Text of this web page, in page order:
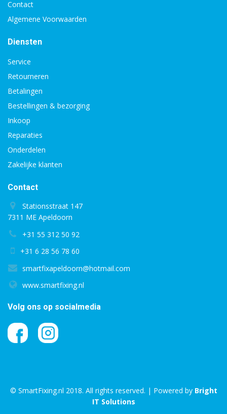
Contact
Algemene Voorwaarden
Diensten
Service
Retourneren
Betalingen
Bestellingen & bezorging
Inkoop
Reparaties
Onderdelen
Zakelijke klanten
Contact
Stationsstraat 147
7311 ME Apeldoorn
+31 55 312 50 92
+31 6 28 56 78 60
smartfixapeldoorn@hotmail.com
www.smartfixing.nl
Volg ons op socialmedia
© SmartFixing.nl 2018. All rights reserved. | Powered by Bright
IT Solutions